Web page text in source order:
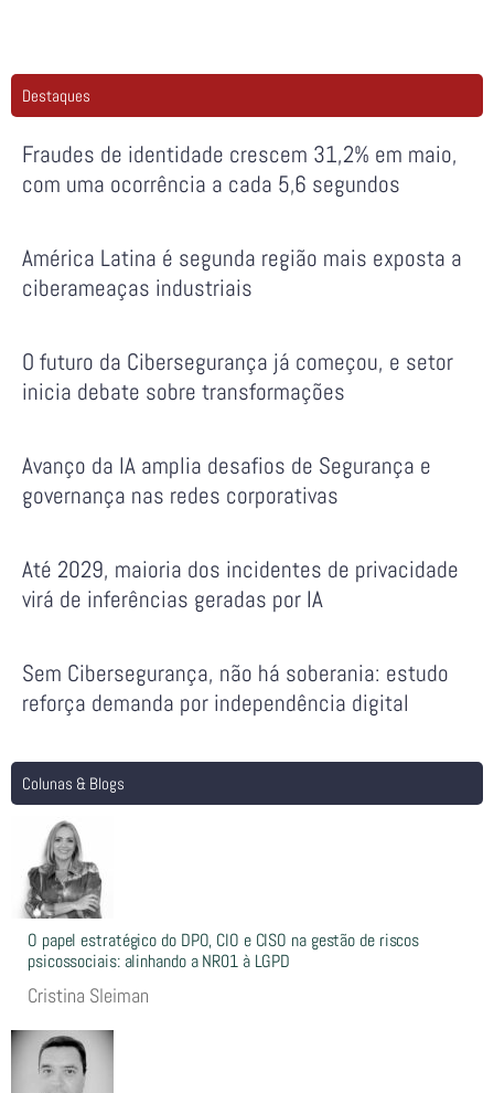
Destaques
Fraudes de identidade crescem 31,2% em maio,
com uma ocorrência a cada 5,6 segundos
América Latina é segunda região mais exposta a
ciberameaças industriais
O futuro da Cibersegurança já começou, e setor
inicia debate sobre transformações
Avanço da IA amplia desafios de Segurança e
governança nas redes corporativas
Até 2029, maioria dos incidentes de privacidade
virá de inferências geradas por IA
Sem Cibersegurança, não há soberania: estudo
reforça demanda por independência digital
Colunas & Blogs
O papel estratégico do DPO, CIO e CISO na gestão de riscos
psicossociais: alinhando a NR01 à LGPD
Cristina Sleiman